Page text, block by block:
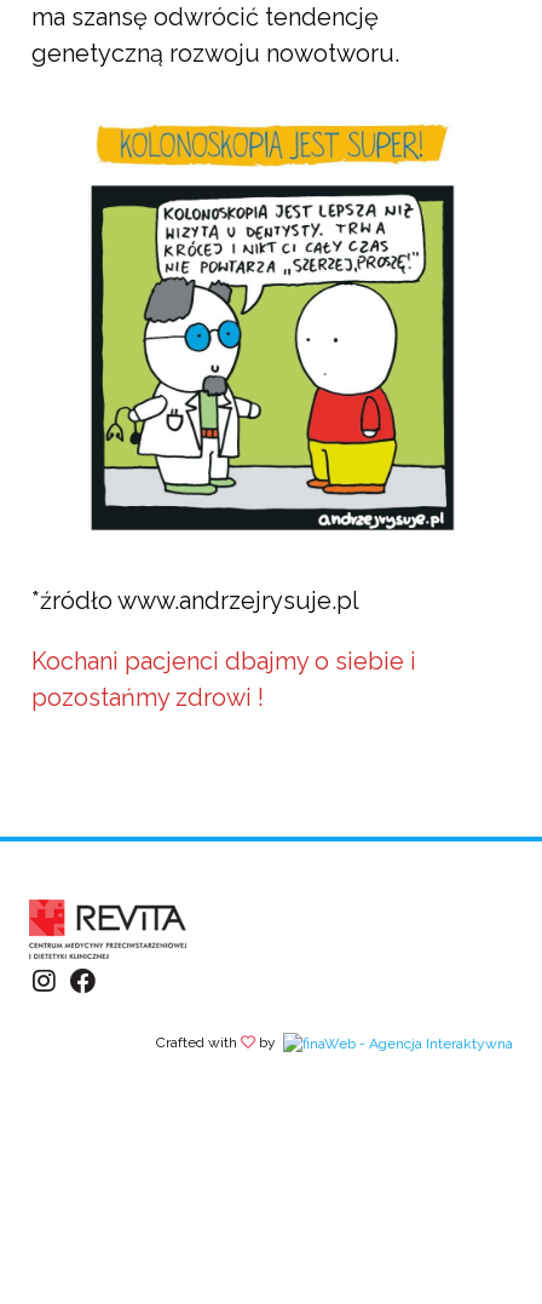
ma szansę odwrócić tendencję
genetyczną rozwoju nowotworu.
*źródło www.andrzejrysuje.pl
Kochani pacjenci dbajmy o siebie i
pozostańmy zdrowi !
Crafted with by